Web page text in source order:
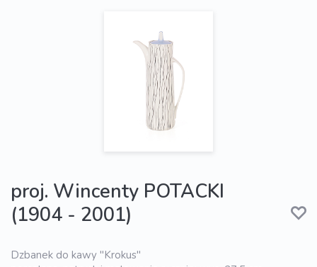
proj. Wincenty POTACKI
(1904 - 2001)
Dzbanek do kawy "Krokus"